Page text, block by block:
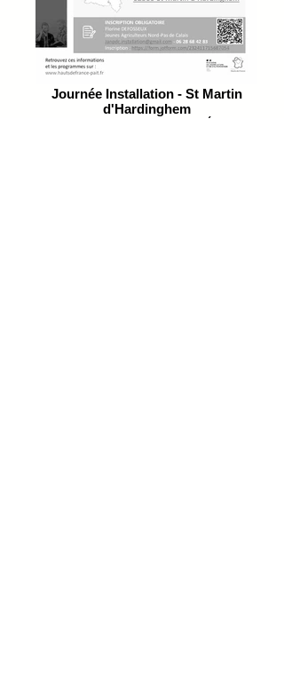
Journée Installation - St Martin
d'Hardinghem
"Une assurance agricole adaptée pour